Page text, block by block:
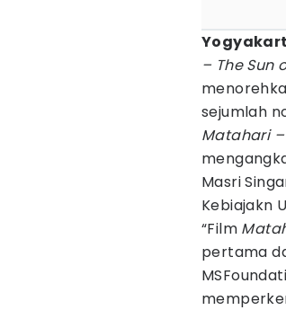
– The Sun
sejumlah
Matahari
Masri
Kebiajakn
“Film
pertama